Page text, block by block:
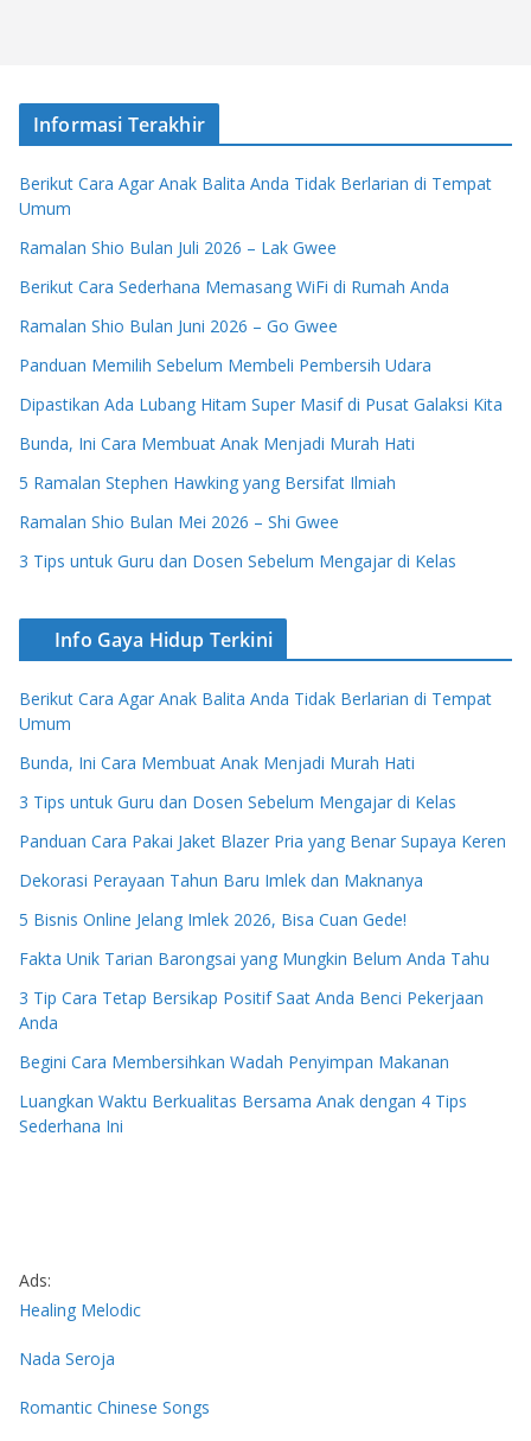
Informasi Terakhir
Berikut Cara Agar Anak Balita Anda Tidak Berlarian di Tempat
Umum
Ramalan Shio Bulan Juli 2026 – Lak Gwee
Berikut Cara Sederhana Memasang WiFi di Rumah Anda
Ramalan Shio Bulan Juni 2026 – Go Gwee
Panduan Memilih Sebelum Membeli Pembersih Udara
Dipastikan Ada Lubang Hitam Super Masif di Pusat Galaksi Kita
Bunda, Ini Cara Membuat Anak Menjadi Murah Hati
5 Ramalan Stephen Hawking yang Bersifat Ilmiah
Ramalan Shio Bulan Mei 2026 – Shi Gwee
3 Tips untuk Guru dan Dosen Sebelum Mengajar di Kelas
Info Gaya Hidup Terkini
Berikut Cara Agar Anak Balita Anda Tidak Berlarian di Tempat
Umum
Bunda, Ini Cara Membuat Anak Menjadi Murah Hati
3 Tips untuk Guru dan Dosen Sebelum Mengajar di Kelas
Panduan Cara Pakai Jaket Blazer Pria yang Benar Supaya Keren
Dekorasi Perayaan Tahun Baru Imlek dan Maknanya
5 Bisnis Online Jelang Imlek 2026, Bisa Cuan Gede!
Fakta Unik Tarian Barongsai yang Mungkin Belum Anda Tahu
3 Tip Cara Tetap Bersikap Positif Saat Anda Benci Pekerjaan
Anda
Begini Cara Membersihkan Wadah Penyimpan Makanan
Luangkan Waktu Berkualitas Bersama Anak dengan 4 Tips
Sederhana Ini
Ads:
Healing Melodic
Nada Seroja
Romantic Chinese Songs